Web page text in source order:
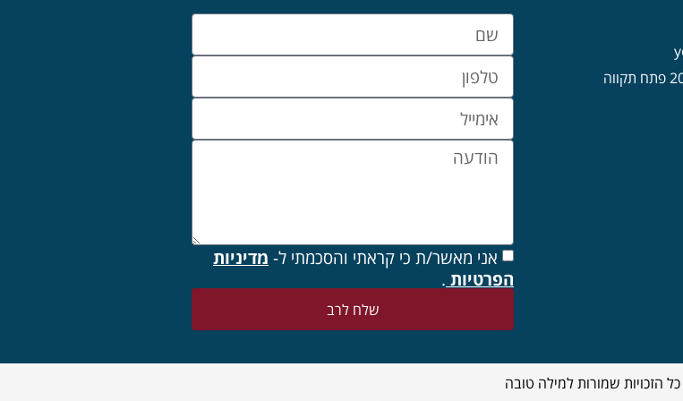
אני מאשר/ת כי קראתי והסכמתי ל- מדיניות
הפרטיות .
שלח לרב